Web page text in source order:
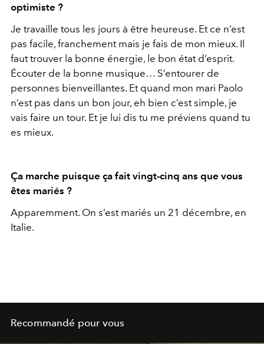
optimiste ?
Je travaille tous les jours à être heureuse. Et ce n’est
pas facile, franchement mais je fais de mon mieux. Il
faut trouver la bonne énergie, le bon état d’esprit.
Écouter de la bonne musique… S’entourer de
personnes bienveillantes. Et quand mon mari Paolo
n’est pas dans un bon jour, eh bien c’est simple, je
vais faire un tour. Et je lui dis tu me préviens quand tu
es mieux.
Ça marche puisque ça fait vingt-cinq ans que vous
êtes mariés ?
Apparemment. On s’est mariés un 21 décembre, en
Italie.
Recommandé pour vous